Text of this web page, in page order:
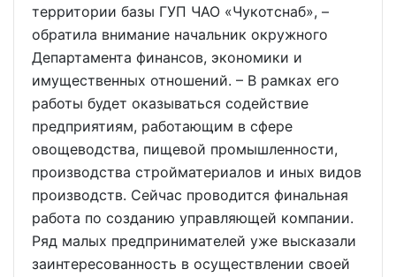
территории базы ГУП ЧАО «Чукотснаб», –
обратила внимание начальник окружного
Департамента финансов, экономики и
имущественных отношений. – В рамках его
работы будет оказываться содействие
предприятиям, работающим в сфере
овощеводства, пищевой промышленности,
производства стройматериалов и иных видов
производств. Сейчас проводится финальная
работа по созданию управляющей компании.
Ряд малых предпринимателей уже высказали
заинтересованность в осуществлении своей